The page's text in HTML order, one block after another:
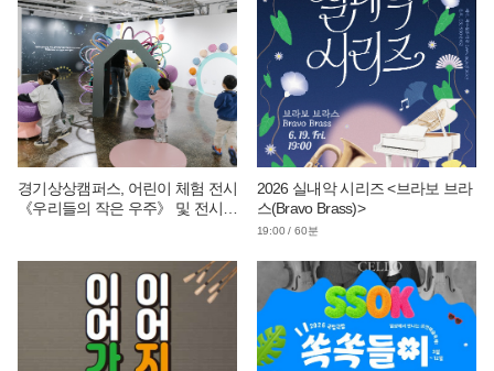
경기상상캠퍼스, 어린이 체험 전시
《우리들의 작은 우주》 및 전시
2026 실내악 시리즈 <브라보 브라
스(Bravo Brass)>
19:00 / 60분